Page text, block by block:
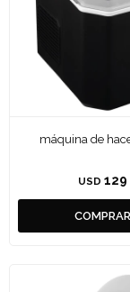
máquina de
USD 129